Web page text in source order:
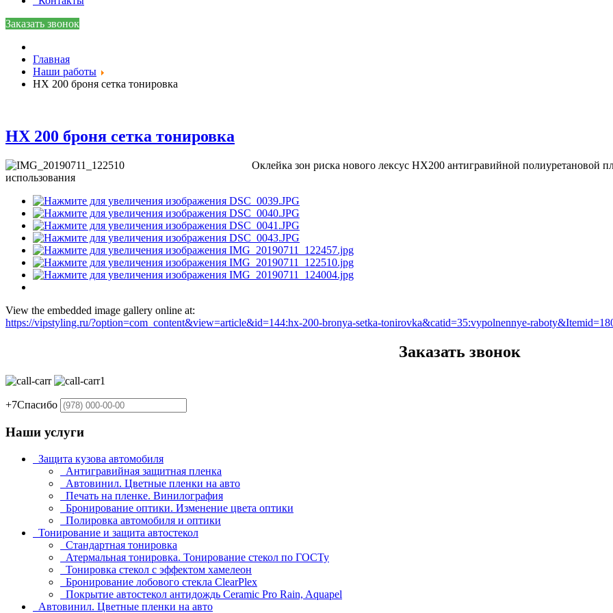
Заказать звонок
Главная
Наши работы
HX 200 броня сетка тонировка
HX 200 броня сетка тонировка
Оклейка зон риска нового лексус НХ200 антигравийной полиуретановой
использования
View the embedded image gallery online at:
https://vipstyling.ru/?option=com_content&view=article&id=144:hx-200-bronya-setka-tonirovka&catid=35:vypolnennye-
Заказать звонок
+7Спасибо
Наши услуги
Защита кузова автомобиля
Антигравийная защитная пленка
Автовинил. Цветные пленки на авто
Печать на пленке. Винилография
Бронирование оптики. Изменение цвета оптики
Полировка автомобиля и оптики
Тонирование и защита автостекол
Стандартная тонировка
Атермальная тонировка. Тонирование стекол по ГОСТу
Тонировка стекол с эффектом хамелеон
Бронирование лобового стекла ClearPlex
Покрытие автостекол антидождь Ceramic Pro Rain, Aquapel
Автовинил. Цветные пленки на авто